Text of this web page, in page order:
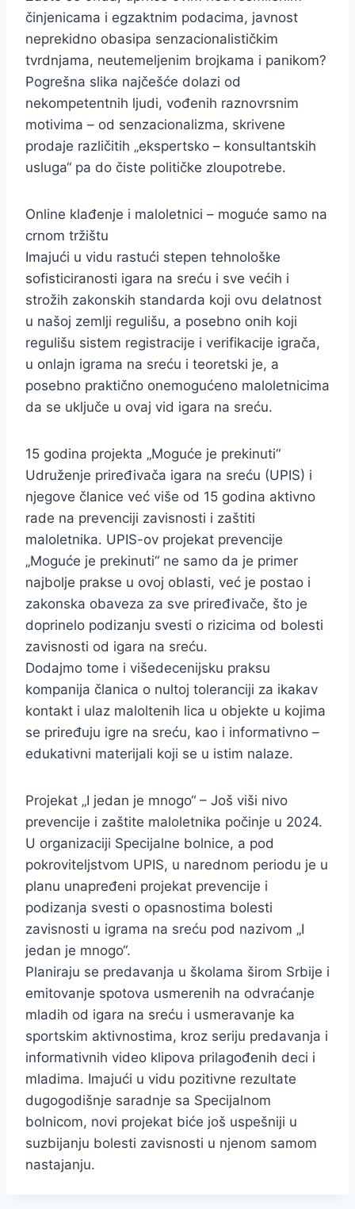
činjenicama i egzaktnim podacima, javnost
neprekidno obasipa senzacionalističkim
tvrdnjama, neutemeljenim brojkama i panikom?
Pogrešna slika najčešće dolazi od
nekompetentnih ljudi, vođenih raznovrsnim
motivima – od senzacionalizma, skrivene
prodaje različitih „ekspertsko – konsultantskih
usluga“ pa do čiste političke zloupotrebe.
Online klađenje i maloletnici – moguće samo na
crnom tržištu
Imajući u vidu rastući stepen tehnološke
sofisticiranosti igara na sreću i sve većih i
strožih zakonskih standarda koji ovu delatnost
u našoj zemlji regulišu, a posebno onih koji
regulišu sistem registracije i verifikacije igrača,
u onlajn igrama na sreću i teoretski je, a
posebno praktično onemogućeno maloletnicima
da se uključe u ovaj vid igara na sreću.
15 godina projekta „Moguće je prekinuti“
Udruženje priređivača igara na sreću (UPIS) i
njegove članice već više od 15 godina aktivno
rade na prevenciji zavisnosti i zaštiti
maloletnika. UPIS-ov projekat prevencije
„Moguće je prekinuti“ ne samo da je primer
najbolje prakse u ovoj oblasti, već je postao i
zakonska obaveza za sve priređivače, što je
doprinelo podizanju svesti o rizicima od bolesti
zavisnosti od igara na sreću.
Dodajmo tome i višedecenijsku praksu
kompanija članica o nultoj toleranciji za ikakav
kontakt i ulaz maloltenih lica u objekte u kojima
se priređuju igre na sreću, kao i informativno –
edukativni materijali koji se u istim nalaze.
Projekat „I jedan je mnogo“ – Još viši nivo
prevencije i zaštite maloletnika počinje u 2024.
U organizaciji Specijalne bolnice, a pod
pokroviteljstvom UPIS, u narednom periodu je u
planu unapređeni projekat prevencije i
podizanja svesti o opasnostima bolesti
zavisnosti u igrama na sreću pod nazivom „I
jedan je mnogo“.
Planiraju se predavanja u školama širom Srbije i
emitovanje spotova usmerenih na odvraćanje
mladih od igara na sreću i usmeravanje ka
sportskim aktivnostima, kroz seriju predavanja i
informativnih video klipova prilagođenih deci i
mladima. Imajući u vidu pozitivne rezultate
dugogodišnje saradnje sa Specijalnom
bolnicom, novi projekat biće još uspešniji u
suzbijanju bolesti zavisnosti u njenom samom
nastajanju.